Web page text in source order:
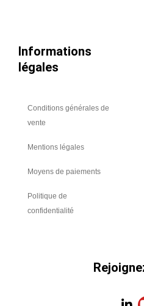
Informations
légales
Conditions générales de
vente
Mentions légales
Moyens de paiements
Politique de
confidentialité
L